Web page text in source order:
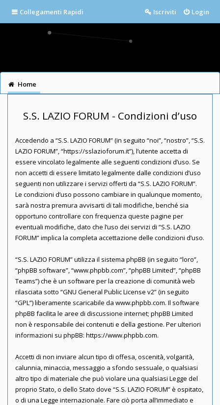
Collegamenti Rapidi Login
Iscriviti
Home
S.S. LAZIO FORUM - Condizioni d’uso
Accedendo a “S.S. LAZIO FORUM” (in seguito “noi”, “nostro”, “S.S.
LAZIO FORUM”, “https://sslazioforum.it”), l’utente accetta di
essere vincolato legalmente alle seguenti condizioni d’uso. Se
non accetti di essere limitato legalmente dalle condizioni d’uso
seguenti non utilizzare i servizi offerti da “S.S. LAZIO FORUM”.
Le condizioni d’uso possono cambiare in qualunque momento,
sarà nostra premura avvisarti di tali modifiche, benché sia
opportuno controllare con frequenza queste pagine per
eventuali modifiche, dato che l’uso dei servizi di “S.S. LAZIO
FORUM” implica la completa accettazione delle condizioni d’uso.
“S.S. LAZIO FORUM” utilizza il sistema phpBB (in seguito “loro”,
“phpBB software”, “www.phpbb.com”, “phpBB Limited”, “phpBB
Teams”) che è un software per la creazione di comunità web
rilasciata sotto “GNU General Public License v2” (in seguito
“GPL”) liberamente scaricabile da www.phpbb.com. Il software
phpBB facilita le aree di discussione internet; phpBB Limited
non è responsabile dei contenuti e della gestione. Per ulteriori
informazioni su phpBB: https://www.phpbb.com.
Accetti di non inviare alcun tipo di offesa, oscenità, volgarità,
calunnia, minaccia, messaggio a sfondo sessuale, o qualsiasi
altro tipo di materiale che può violare una qualsiasi Legge del
proprio Stato, o dello Stato dove “S.S. LAZIO FORUM” è ospitato,
o di una Legge internazionale. Fare ciò porta all’immediato e